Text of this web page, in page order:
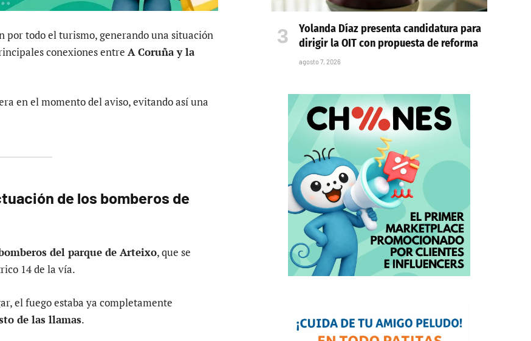
por todo el turismo, generando una situación
conexiones entre A Coruña y la
en el momento del aviso, evitando así una
de los bomberos de
del parque de Arteixo, que se
14 de la vía.
el fuego estaba ya completamente
de las llamas.
Yolanda Díaz presenta candidatura para
dirigir la OIT con propuesta de reforma
agosto 7, 2026